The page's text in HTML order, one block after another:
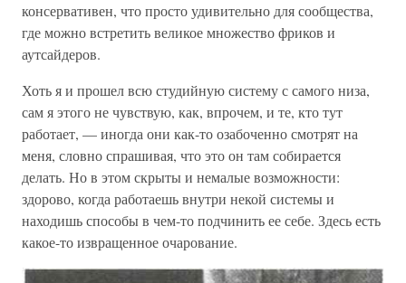
консервативен, что просто удивительно для сообщества,
где можно встретить великое множество фриков и
аутсайдеров.
Хоть я и прошел всю студийную систему с самого низа,
сам я этого не чувствую, как, впрочем, и те, кто тут
работает, — иногда они как-то озабоченно смотрят на
меня, словно спрашивая, что это он там собирается
делать. Но в этом скрыты и немалые возможности:
здорово, когда работаешь внутри некой системы и
находишь способы в чем-то подчинить ее себе. Здесь есть
какое-то извращенное очарование.